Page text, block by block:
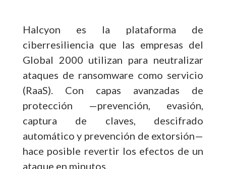
Halcyon es la plataforma de
ciberresiliencia que las empresas del
Global 2000 utilizan para neutralizar
ataques de ransomware como servicio
(RaaS). Con capas avanzadas de
protección —prevención, evasión,
captura de claves, descifrado
automático y prevención de extorsión—
hace posible revertir los efectos de un
ataque en minutos.